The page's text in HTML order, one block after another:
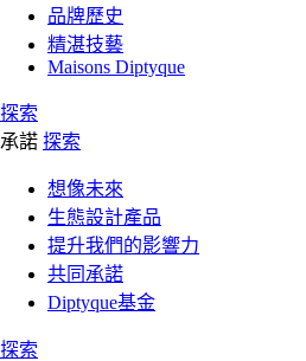
品牌歷史
精湛技藝
Maisons Diptyque
探索
承諾 探索
想像未來
生態設計產品
提升我們的影響力
共同承諾
Diptyque基金
探索